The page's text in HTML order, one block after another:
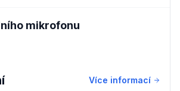
mikrofonu
Více informací